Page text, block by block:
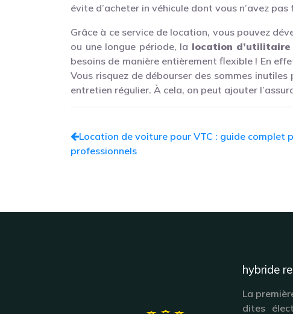
évite d’acheter in véhicule dont vous n’avez
Grâce à ce service de location, vous pouvez
ou une longue période, la location d’utilitaire
besoins de manière entièrement flexible ! En
Vous risquez de débourser des sommes
entretien régulier. À cela, on peut ajouter
Location de voiture pour VTC : guide complet
professionnels
hybride
La
dites